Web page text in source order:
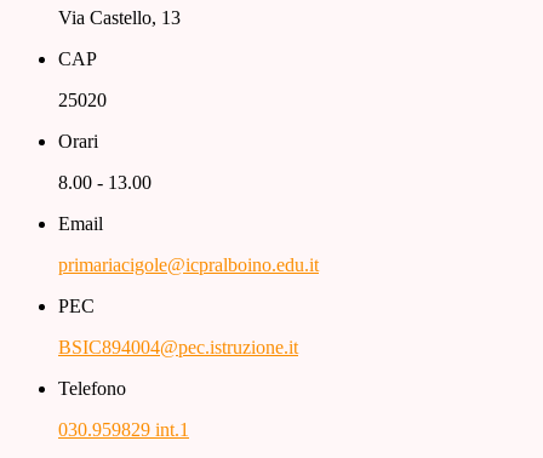
Via Castello, 13
CAP
25020
Orari
8.00 - 13.00
Email
primariacigole@icpralboino.edu.it
PEC
BSIC894004@pec.istruzione.it
Telefono
030.959829 int.1